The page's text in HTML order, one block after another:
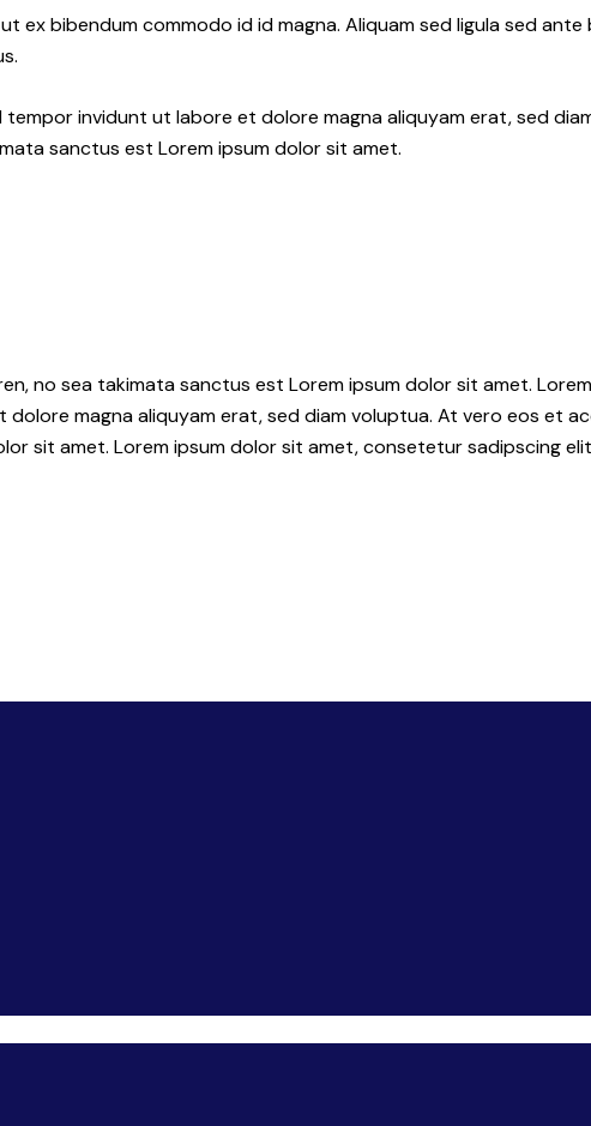
ex bibendum commodo id id magna. Aliquam sed ligula sed
invidunt ut labore et dolore magna aliquyam erat, sed
sanctus est Lorem ipsum dolor sit amet.
no sea takimata sanctus est Lorem ipsum dolor sit amet.
magna aliquyam erat, sed diam voluptua. At vero eos et
sit amet. Lorem ipsum dolor sit amet, consetetur sadipscing